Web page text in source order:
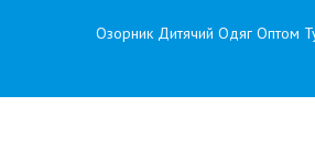
Озорник Дитячий Одяг Оптом